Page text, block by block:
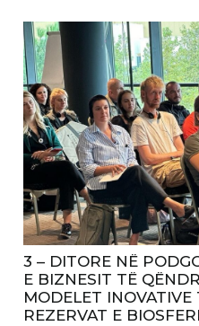
3 – DITORE NË
E BIZNESIT TË
MODELET INOVATIVE
REZERVAT E